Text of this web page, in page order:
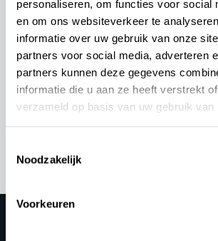
personaliseren, om functies voor social
en om ons websiteverkeer te
informatie over uw gebruik van onze
partners voor social media, adverteren
partners kunnen deze gegevens
informatie die u aan ze heeft verstrekt
verzameld op basis van uw gebruik van
Noodzakelijk
Voorkeuren